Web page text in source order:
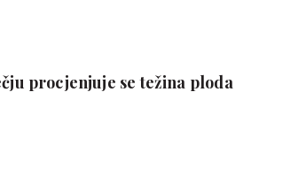
procjenjuje se težina ploda